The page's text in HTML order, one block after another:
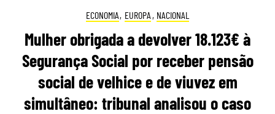
ECONOMIA, EUROPA , NACIONAL
Mulher obrigada a devolver 18.123€ à
Segurança Social por receber pensão
social de velhice e de viuvez em
simultâneo: tribunal analisou o caso